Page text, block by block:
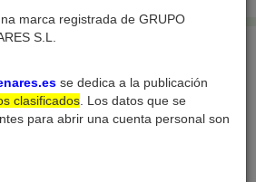
marca registrada de GRUPO
S.L.
se dedica a la publicación
clasificados . Los datos que se
para abrir una cuenta personal son
Perfil del usuario